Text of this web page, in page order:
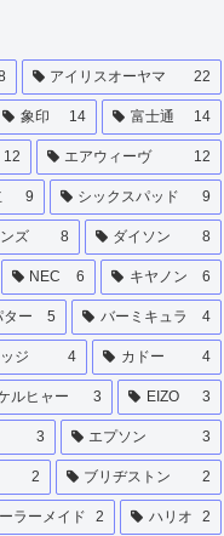
アイリスオーヤマ 22
象印 14 富士通 14
12 エアウィーヴ 12
9 シックスパッド 9
ズ 8 ダイソン 8
NEC 6 キヤノン 6
ター 5 バーミキュラ 4
ジ 4 カドー 4
ルヒャー 3 EIZO 3
3 エプソン 3
2 ブリヂストン 2
ラーメイド 2 ハリオ 2